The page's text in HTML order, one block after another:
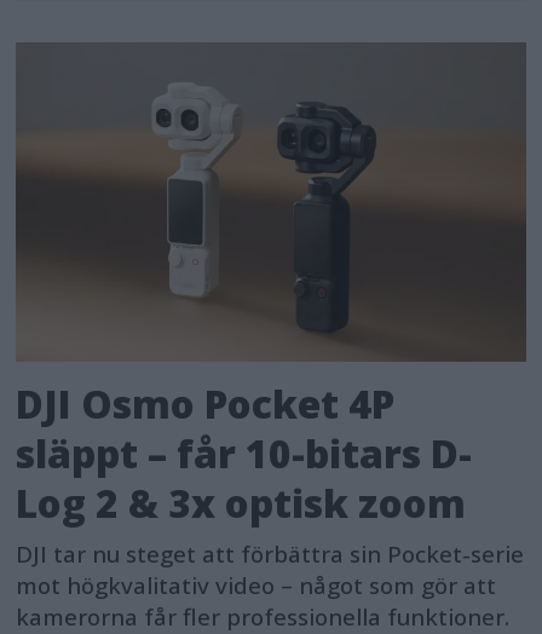
DJI Osmo Pocket 4P
släppt – får 10-bitars D-
Log 2 & 3x optisk zoom
DJI tar nu steget att förbättra sin Pocket-serie
mot högkvalitativ video – något som gör att
kamerorna får fler professionella funktioner.